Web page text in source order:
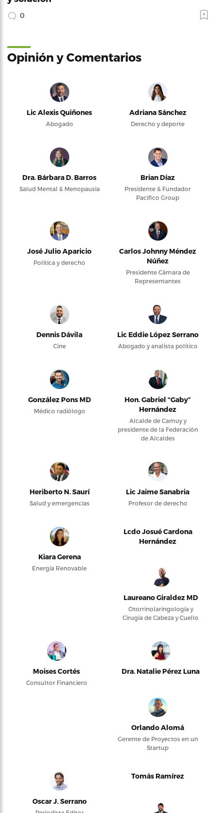
0
Opinión y Comentarios
Lic Alexis Quiñones
Abogado
Adriana Sánchez
Derecho y deporte
Dra. Bárbara D. Barros
Salud Mental & Menopausia
Brian Díaz
Presidente & Fundador
Pacifico Group
José Julio Aparicio
Política y derecho
Carlos Johnny Méndez
Núñez
Presidente Cámara de
Representantes
Dennis Dávila
Cine
Lic Eddie López Serrano
Abogado y analista político
González Pons MD
Médico radiólogo
Hon. Gabriel “Gaby”
Hernández
Alcalde de Camuy y
presidente de la Federación
de Alcaldes
Heriberto N. Saurí
Salud y emergencias
Lic Jaime Sanabria
Profesor de derecho
Kiara Gerena
Energía Renovable
Lcdo Josué Cardona
Hernández
Laureano Giraldez MD
Otorrinolaringología y
Cirugía de Cabeza y Cuello
Moises Cortés
Consultor Financiero
Dra. Natalie Pérez Luna
Orlando Alomá
Gerente de Proyectos en un
Startup
Oscar J. Serrano
Tomás Ramírez